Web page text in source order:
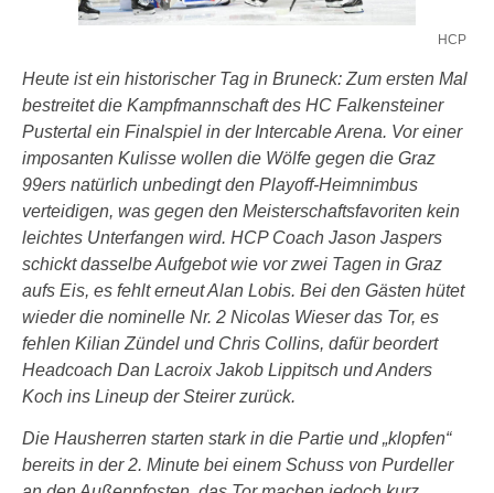
HCP
Heute ist ein historischer Tag in Bruneck: Zum ersten Mal
bestreitet die Kampfmannschaft des HC Falkensteiner
Pustertal ein Finalspiel in der Intercable Arena. Vor einer
imposanten Kulisse wollen die Wölfe gegen die Graz
99ers natürlich unbedingt den Playoff-Heimnimbus
verteidigen, was gegen den Meisterschaftsfavoriten kein
leichtes Unterfangen wird. HCP Coach Jason Jaspers
schickt dasselbe Aufgebot wie vor zwei Tagen in Graz
aufs Eis, es fehlt erneut Alan Lobis. Bei den Gästen hütet
wieder die nominelle Nr. 2 Nicolas Wieser das Tor, es
fehlen Kilian Zündel und Chris Collins, dafür beordert
Headcoach Dan Lacroix Jakob Lippitsch und Anders
Koch ins Lineup der Steirer zurück.
Die Hausherren starten stark in die Partie und „klopfen“
bereits in der 2. Minute bei einem Schuss von Purdeller